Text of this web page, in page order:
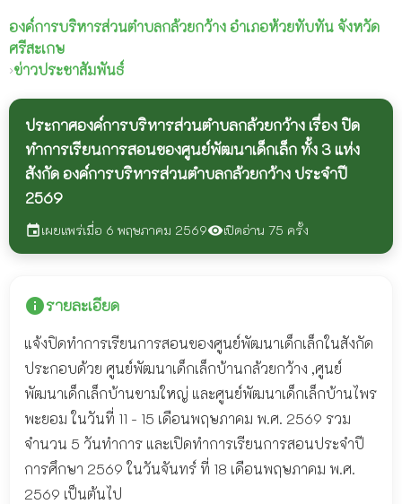
องค์การบริหารส่วนตำบลกล้วยกว้าง อำเภอห้วยทับทัน จังหวัด
ศรีสะเกษ
›ข่าวประชาสัมพันธ์
ประกาศองค์การบริหารส่วนตำบลกล้วยกว้าง เรื่อง ปิด
ทำการเรียนการสอนของศูนย์พัฒนาเด็กเล็ก ทั้ง 3 แห่ง
สังกัด องค์การบริหารส่วนตำบลกล้วยกว้าง ประจำปี
2569
eventเผยแพร่เมื่อ 6 พฤษภาคม 2569visibilityเปิดอ่าน 75 ครั้ง
infoรายละเอียด
แจ้งปิดทำการเรียนการสอนของศูนย์พัฒนาเด็กเล็กในสังกัด
ประกอบด้วย ศูนย์พัฒนาเด็กเล็กบ้านกล้วยกว้าง ,ศูนย์
พัฒนาเด็กเล็กบ้านขามใหญ่ และศูนย์พัฒนาเด็กเล็กบ้านไพร
พะยอม ในวันที่ 11 - 15 เดือนพฤษภาคม พ.ศ. 2569 รวม
จำนวน 5 วันทำการ และเปิดทำการเรียนการสอนประจำปี
การศึกษา 2569 ในวันจันทร์ ที่ 18 เดือนพฤษภาคม พ.ศ.
2569 เป็นต้นไป